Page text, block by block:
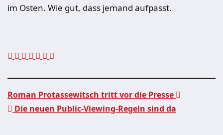
im Osten. Wie gut, dass jemand aufpasst.
Roman Protassewitsch tritt vor die Presse
Die neuen Public-Viewing-Regeln sind da